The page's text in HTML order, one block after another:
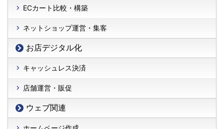
ECカート比較・構築
ネットショップ運営・集客
お店デジタル化
キャッシュレス決済
店舗運営・販促
ウェブ関連